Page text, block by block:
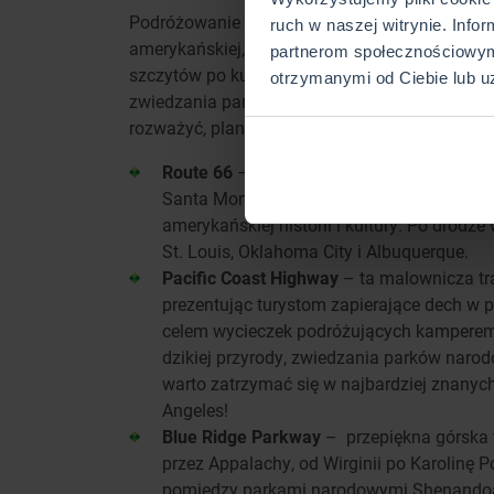
ruch w naszej witrynie.
partnerom
otrzymanymi od Ciebie lub
Podróżowanie kamperem przez USA to nie
amerykańskiej, ale także okazja do bliskiego
szczytów po kultowe plaże zachodniego
zwiedzania parków narodowych i
rozważyć, planując wyprawę kamperem po USA:
Route 66 – kultowa, historyczna trasa
Santa Monica. Wyprawa tą drogą to
amerykańskiej historii i kultury. Po
St. Louis, Oklahoma City i Albuquerque.
Pacific Coast Highway – ta malownicza
prezentując turystom zapierające dech w
celem wycieczek podróżujących
dzikiej przyrody, zwiedzania parków
warto zatrzymać się w najbardziej
Angeles!
Blue Ridge Parkway – przepiękna górska
przez Appalachy, od Wirginii po Karolinę
pomiędzy parkami narodowymi